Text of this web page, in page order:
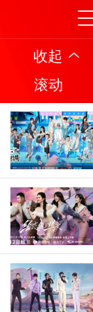
收起
滚动